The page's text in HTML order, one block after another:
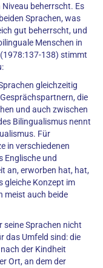
beherrscht. Es
Sprachen, was
gut beherrscht, und
Menschen in
138) stimmt
gleichzeitig
die
und auch zwischen
Bilingualismus nennt
Für
in verschiedenen
Englische und
an, erworben hat, hat,
gleiche Konzept im
meist auch beide
seine Sprachen nicht
das Umfeld sind: die
der Kindheit
Ort, an dem der